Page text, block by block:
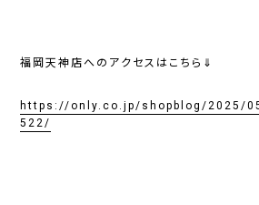
福岡天神店へのアクセスはこちら⇓
https://only.co.jp/shopblog/2025/
522/